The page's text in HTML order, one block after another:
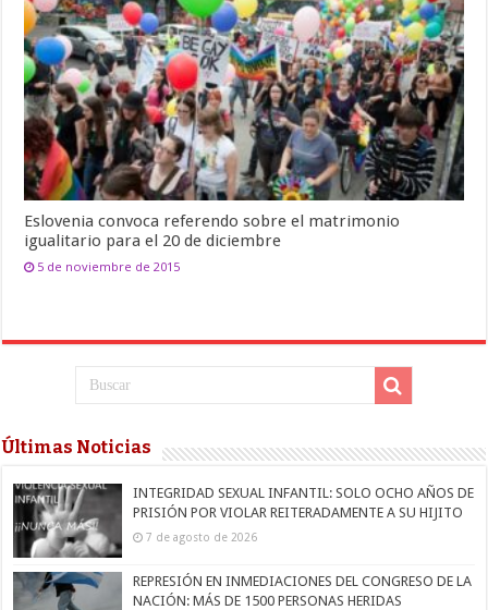
Eslovenia convoca referendo sobre el matrimonio
igualitario para el 20 de diciembre
5 de noviembre de 2015
Últimas Noticias
INTEGRIDAD SEXUAL INFANTIL: SOLO OCHO AÑOS DE
PRISIÓN POR VIOLAR REITERADAMENTE A SU HIJITO
7 de agosto de 2026
REPRESIÓN EN INMEDIACIONES DEL CONGRESO DE LA
NACIÓN: MÁS DE 1500 PERSONAS HERIDAS